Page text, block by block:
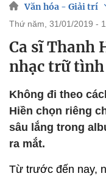
Văn hóa - Giải trí
thứ năm, 31/01/2019 -
Ca sĩ Thanh
nhạc trữ tình
Không đi theo
Hiền chọn riêng
sâu lắng trong
ra mắt.
Từ trước đến nay,